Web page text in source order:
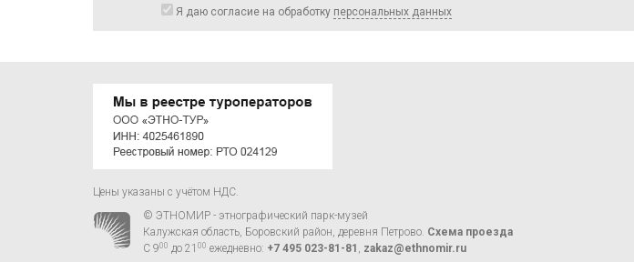
Я даю согласие на обработку персональных данных
Цены указаны с учётом НДС.
© ЭТНОМИР - этнографический парк-музей
Калужская область, Боровский район, деревня Петрово. Схема проезда
С 900 до 21 00 ежедневно: +7 495 023-81-81 , zakaz@ethnomir.ru